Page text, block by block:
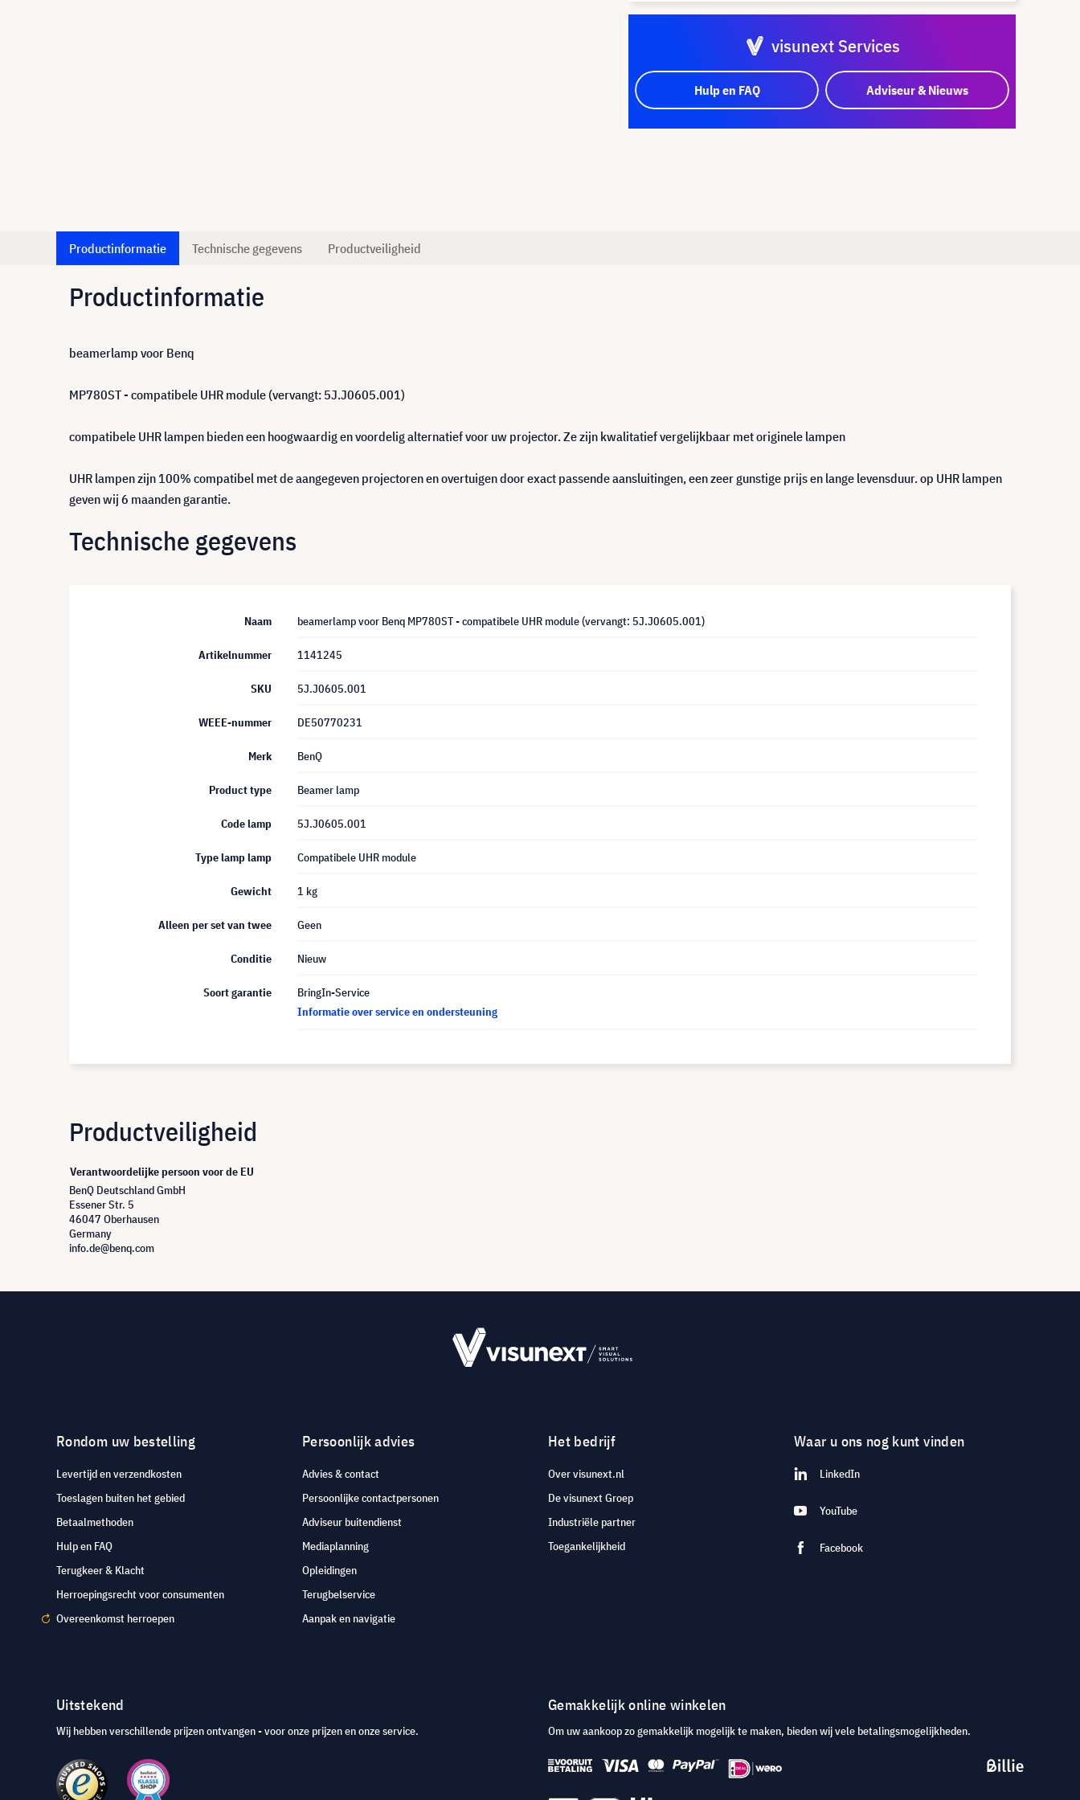
visunext Services
Hulp en FAQ Adviseur & Nieuws
Productinformatie Technische gegevens Productveiligheid
Productinformatie
beamerlamp voor Benq
MP780ST - compatibele UHR module (vervangt: 5J.J0605.001)
compatibele UHR lampen bieden een hoogwaardig en voordelig alternatief voor uw projector. Ze zijn kwalitatief vergelijkbaar met originele lampen
UHR lampen zijn 100% compatibel met de aangegeven projectoren en overtuigen door exact passende aansluitingen, een zeer gunstige prijs en lange levensduur. op UHR lampen
geven wij 6 maanden garantie.
Technische gegevens
Naam beamerlamp voor Benq MP780ST - compatibele UHR module (vervangt: 5J.J0605.001)
Artikelnummer 1141245
SKU 5J.J0605.001
WEEE-nummer DE50770231
Merk BenQ
Product type Beamer lamp
Code lamp 5J.J0605.001
Type lamp lamp Compatibele UHR module
Gewicht 1 kg
Alleen per set van twee Geen
Conditie Nieuw
Soort garantie
BringIn-Service
Informatie over service en ondersteuning
Productveiligheid
Verantwoordelijke persoon voor de EU
BenQ Deutschland GmbH
Essener Str. 5
46047 Oberhausen
Germany
info.de@benq.com
Rondom uw bestelling
Levertijd en verzendkosten
Toeslagen buiten het gebied
Betaalmethoden
Hulp en FAQ
Terugkeer & Klacht
Herroepingsrecht voor consumenten
Overeenkomst herroepen
Persoonlijk advies
Advies & contact
Persoonlijke contactpersonen
Adviseur buitendienst
Mediaplanning
Opleidingen
Terugbelservice
Aanpak en navigatie
Het bedrijf
Over visunext.nl
De visunext Groep
Industriële partner
Toegankelijkheid
Waar u ons nog kunt vinden
LinkedIn
YouTube
Facebook
Uitstekend
Wij hebben verschillende prijzen ontvangen - voor onze prijzen en onze service.
Gemakkelijk online winkelen
Om uw aankoop zo gemakkelijk mogelijk te maken, bieden wij vele betalingsmogelijkheden.